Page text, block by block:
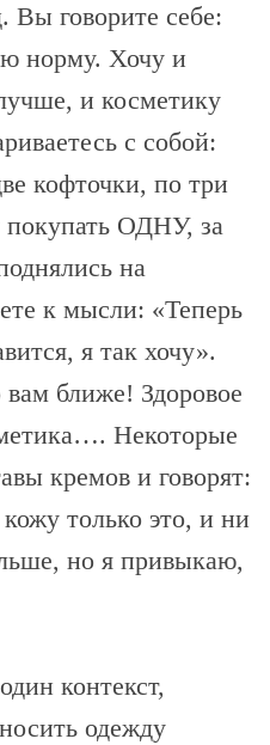
Вы говорите себе:
норму. Хочу и
и косметику
с собой:
кофточки, по три
покупать ОДНУ, за
на
к мысли: «Теперь
я так хочу».
ближе! Здоровое
Некоторые
кремов и говорят:
только это, и ни
но я привыкаю,
контекст,
одежду